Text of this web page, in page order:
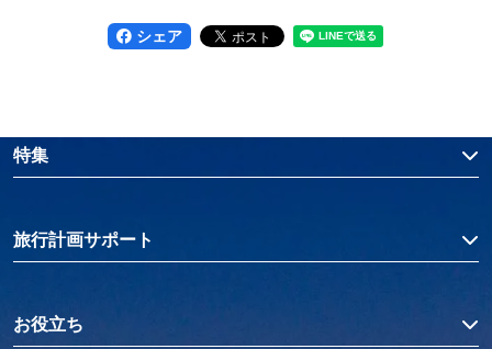
シェア
特集
旅行計画サポート
お役立ち